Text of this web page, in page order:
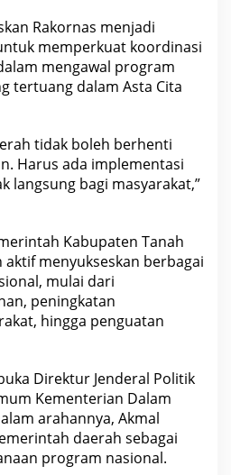
Rakornas menjadi
memperkuat koordinasi
mengawal program
tertuang dalam Asta Cita
tidak boleh berhenti
Harus ada implementasi
langsung bagi masyarakat,”
Kabupaten Tanah
menyukseskan berbagai
mulai dari
peningkatan
hingga penguatan
Direktur Jenderal Politik
Kementerian Dalam
arahannya, Akmal
daerah sebagai
program nasional.